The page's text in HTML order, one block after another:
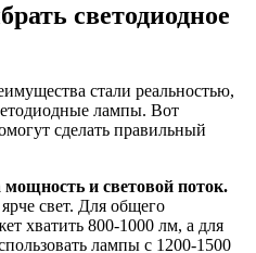
светодиодное
стали реальностью,
лампы. Вот
сделать правильный
и световой поток.
свет. Для общего
хватить 800-1000 лм, а для
лампы с 1200-1500